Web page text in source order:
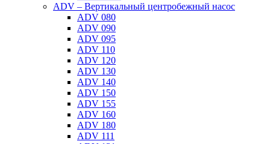
ADV – Вертикальный центробежный насос
ADV 080
ADV 090
ADV 095
ADV 110
ADV 120
ADV 130
ADV 140
ADV 150
ADV 155
ADV 160
ADV 180
ADV 111